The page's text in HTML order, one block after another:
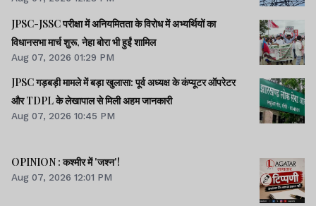
JPSC-JSSC परीक्षा में अनियमितता के विरोध में अभ्यर्थियों का
विधानसभा मार्च शुरू, नेहा बोरा भी हुईं शामिल
Aug 07, 2026 01:29 PM
JPSC गड़बड़ी मामले में बड़ा खुलासा: पूर्व अध्यक्ष के कंप्यूटर ऑपरेटर
और TDPL के लेखापाल से मिली अहम जानकारी
Aug 07, 2026 10:45 PM
OPINION : कश्मीर में 'जश्न'!
Aug 07, 2026 12:01 PM